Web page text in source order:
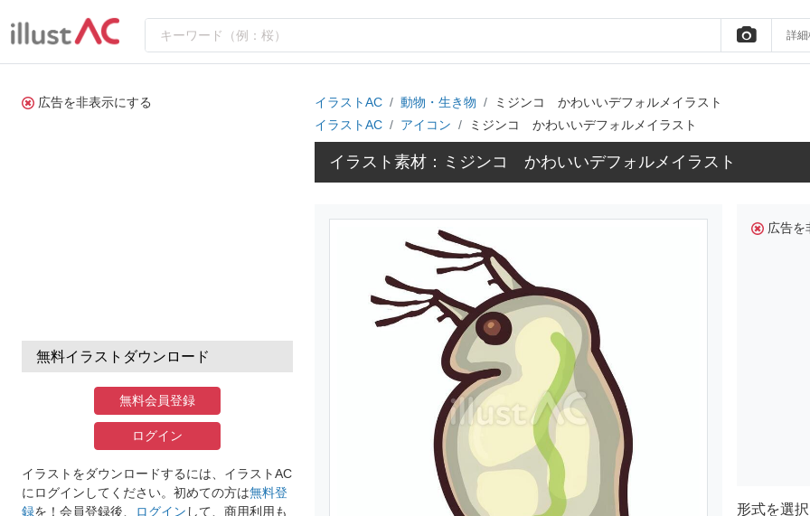
詳細
広告を非表示にする
無料イラストダウンロード
無料会員登録
ログイン
イラストをダウンロードするには、イラストAC
にログインしてください。初めての方は無料登
録を！会員登録後、 ログイン して、商用利用も
イラストAC 動物・生き物
ミジンコ かわいいデフォルメイラスト
イラストAC
アイコン ミジンコ かわいいデフォルメイラスト
イラスト素材：ミジンコ かわいいデフォルメイラスト
広告を
形式を選